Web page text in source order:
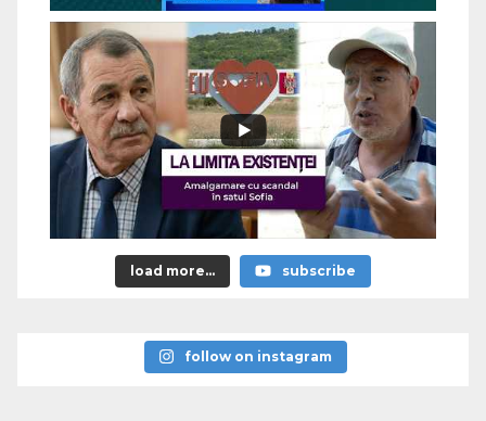
load more... subscribe
follow on instagram